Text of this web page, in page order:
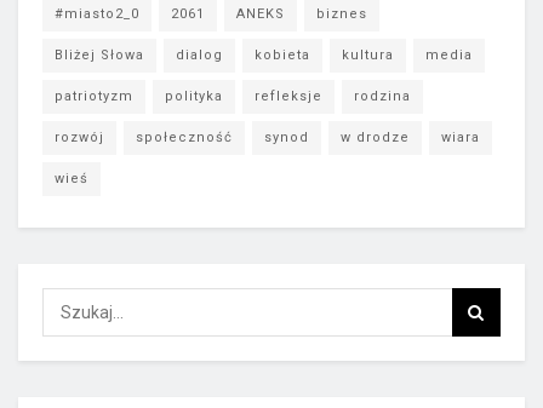
#miasto2_0 2061 ANEKS biznes
Bliżej Słowa dialog kobieta kultura media
patriotyzm polityka refleksje rodzina
rozwój społeczność synod w drodze wiara
wieś